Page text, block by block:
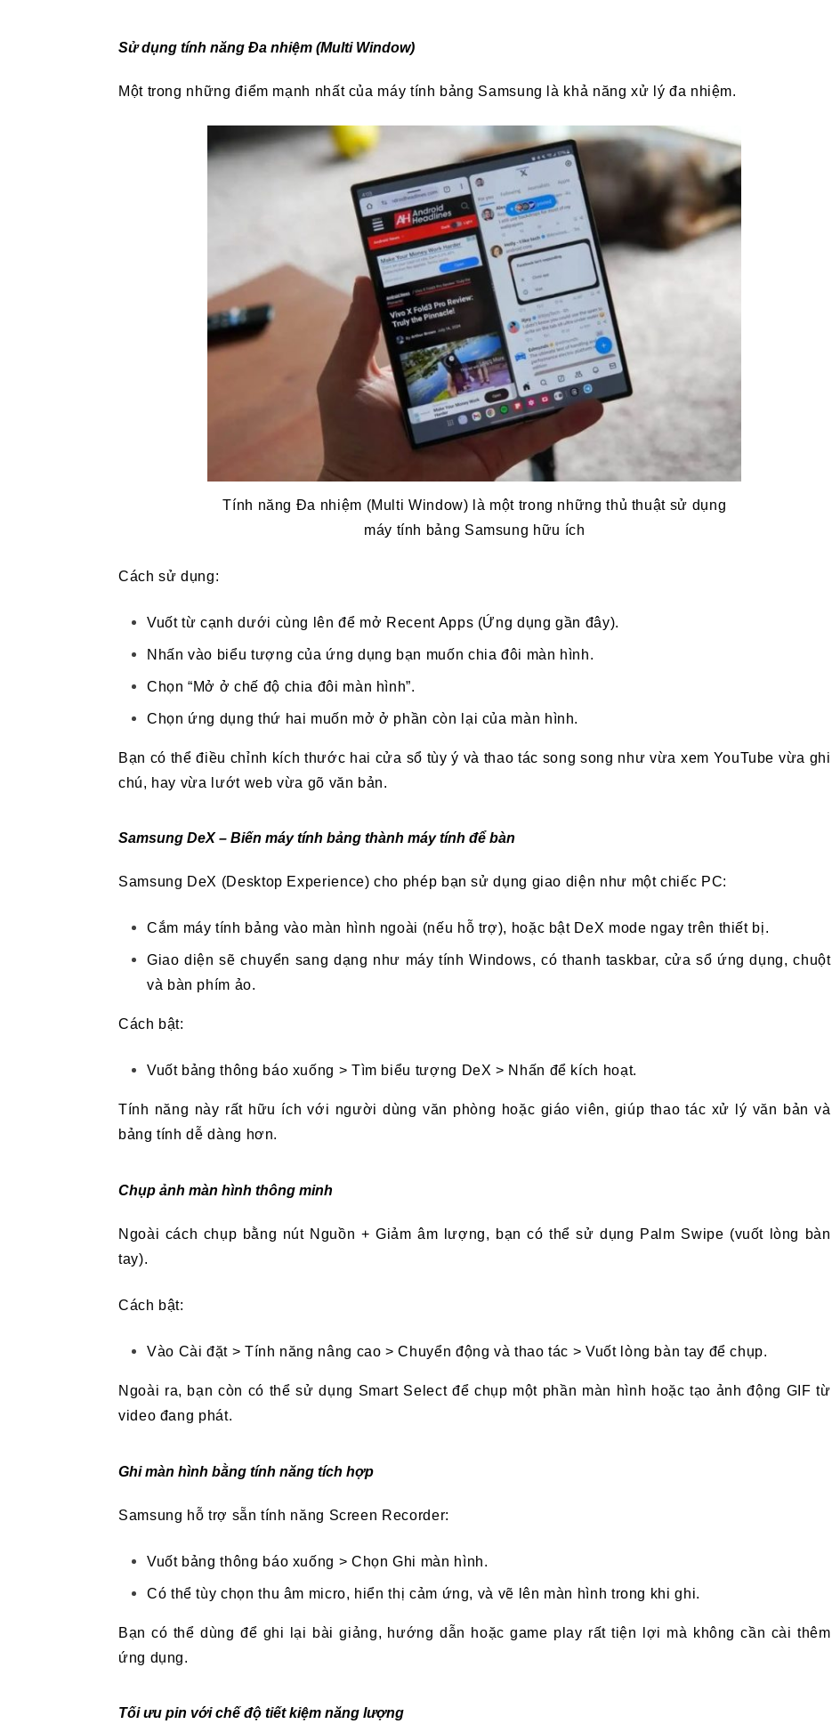
Sử dụng tính năng Đa nhiệm (Multi Window)
Một trong những điểm mạnh nhất của máy tính bảng Samsung là khả năng xử lý đa nhiệm.
Tính năng Đa nhiệm (Multi Window) là một trong những thủ thuật sử dụng
máy tính bảng Samsung hữu ích
Cách sử dụng:
Vuốt từ cạnh dưới cùng lên để mở Recent Apps (Ứng dụng gần đây).
Nhấn vào biểu tượng của ứng dụng bạn muốn chia đôi màn hình.
Chọn “Mở ở chế độ chia đôi màn hình”.
Chọn ứng dụng thứ hai muốn mở ở phần còn lại của màn hình.
Bạn có thể điều chỉnh kích thước hai cửa sổ tùy ý và thao tác song song như vừa xem YouTube vừa ghi
chú, hay vừa lướt web vừa gõ văn bản.
Samsung DeX – Biến máy tính bảng thành máy tính để bàn
Samsung DeX (Desktop Experience) cho phép bạn sử dụng giao diện như một chiếc PC:
Cắm máy tính bảng vào màn hình ngoài (nếu hỗ trợ), hoặc bật DeX mode ngay trên thiết bị.
Giao diện sẽ chuyển sang dạng như máy tính Windows, có thanh taskbar, cửa sổ ứng dụng, chuột
và bàn phím ảo.
Cách bật:
Vuốt bảng thông báo xuống > Tìm biểu tượng DeX > Nhấn để kích hoạt.
Tính năng này rất hữu ích với người dùng văn phòng hoặc giáo viên, giúp thao tác xử lý văn bản và
bảng tính dễ dàng hơn.
Chụp ảnh màn hình thông minh
Ngoài cách chụp bằng nút Nguồn + Giảm âm lượng, bạn có thể sử dụng Palm Swipe (vuốt lòng bàn
tay).
Cách bật:
Vào Cài đặt > Tính năng nâng cao > Chuyển động và thao tác > Vuốt lòng bàn tay để chụp.
Ngoài ra, bạn còn có thể sử dụng Smart Select để chụp một phần màn hình hoặc tạo ảnh động GIF từ
video đang phát.
Ghi màn hình bằng tính năng tích hợp
Samsung hỗ trợ sẵn tính năng Screen Recorder:
Vuốt bảng thông báo xuống > Chọn Ghi màn hình.
Có thể tùy chọn thu âm micro, hiển thị cảm ứng, và vẽ lên màn hình trong khi ghi.
Bạn có thể dùng để ghi lại bài giảng, hướng dẫn hoặc game play rất tiện lợi mà không cần cài thêm
ứng dụng.
Tối ưu pin với chế độ tiết kiệm năng lượng